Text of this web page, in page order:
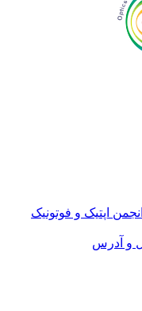
اپتیک و فوتونیک
و آدرس